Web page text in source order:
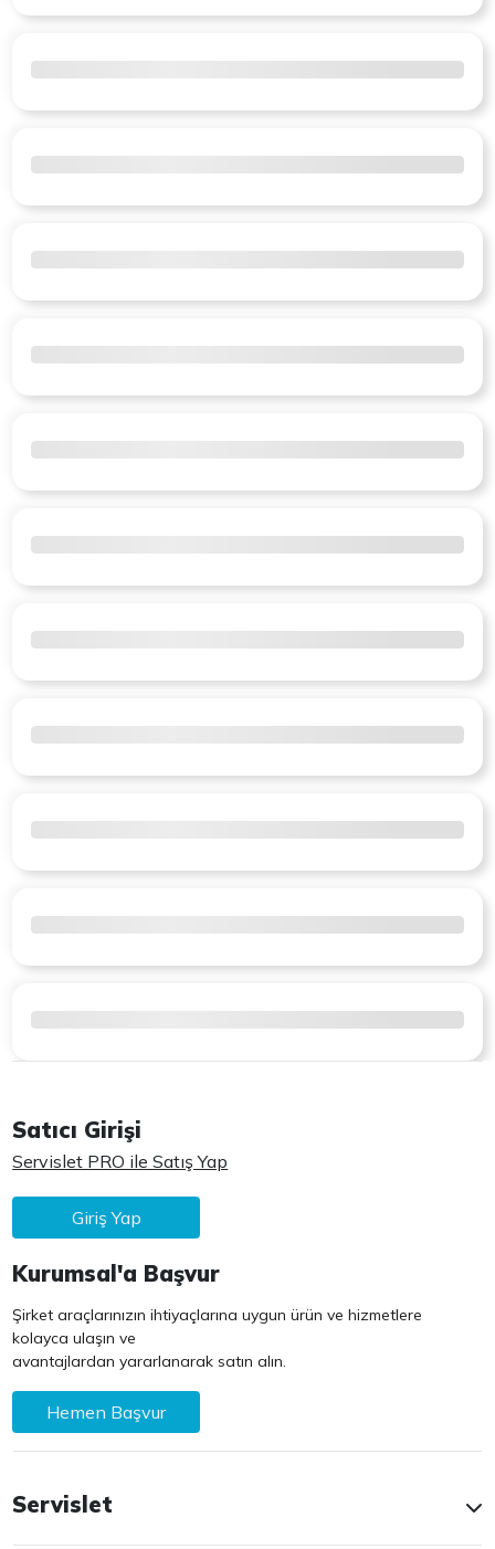
Satıcı Girişi
Servislet PRO ile Satış Yap
Giriş Yap
Kurumsal'a Başvur
Şirket araçlarınızın ihtiyaçlarına uygun ürün ve hizmetlere
kolayca ulaşın ve
avantajlardan yararlanarak satın alın.
Hemen Başvur
Servislet